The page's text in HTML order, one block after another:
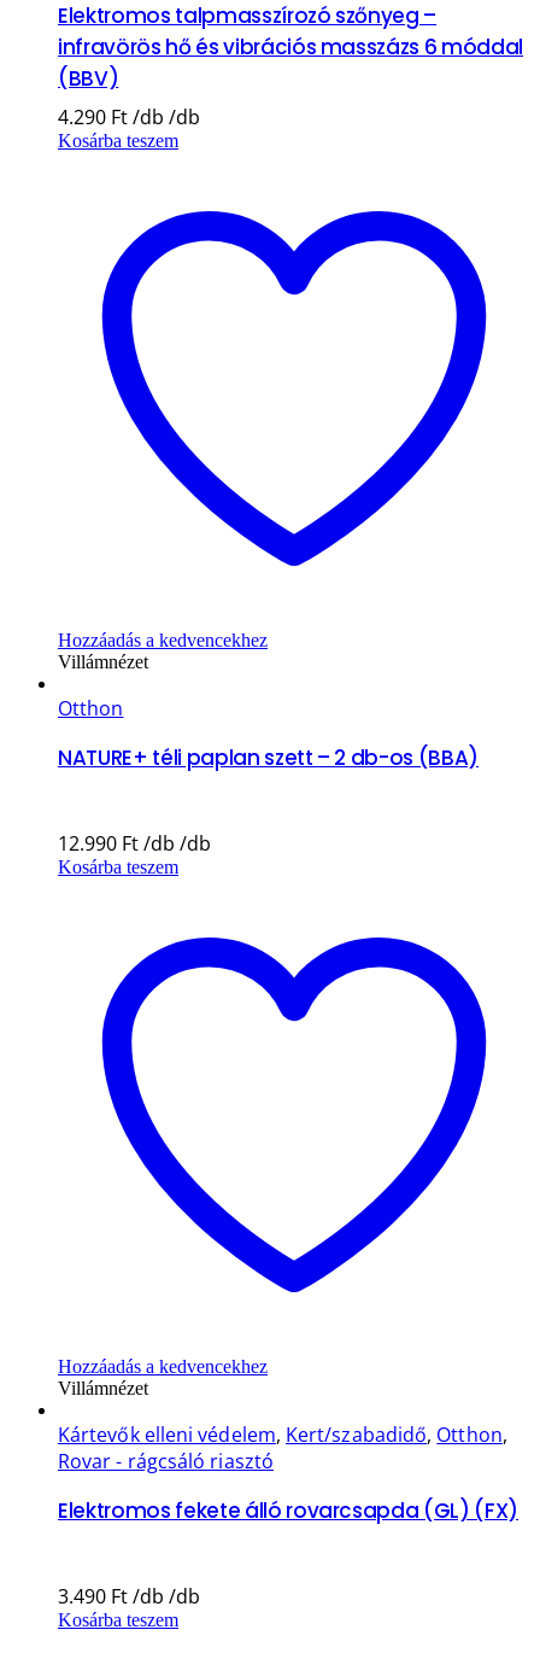
Elektromos talpmasszírozó szőnyeg –
infravörös hő és vibrációs masszázs 6 móddal
(BBV)
4.290 Ft
Kosárba teszem
Hozzáadás a kedvencekhez
Villámnézet
Otthon
NATURE+ téli paplan szett – 2 db-os (BBA)
12.990 Ft
Kosárba teszem
Hozzáadás a kedvencekhez
Villámnézet
Kártevők elleni védelem, Kert/szabadidő, Otthon,
Rovar - rágcsáló riasztó
Elektromos fekete álló rovarcsapda (GL) (FX)
3.490 Ft
Kosárba teszem